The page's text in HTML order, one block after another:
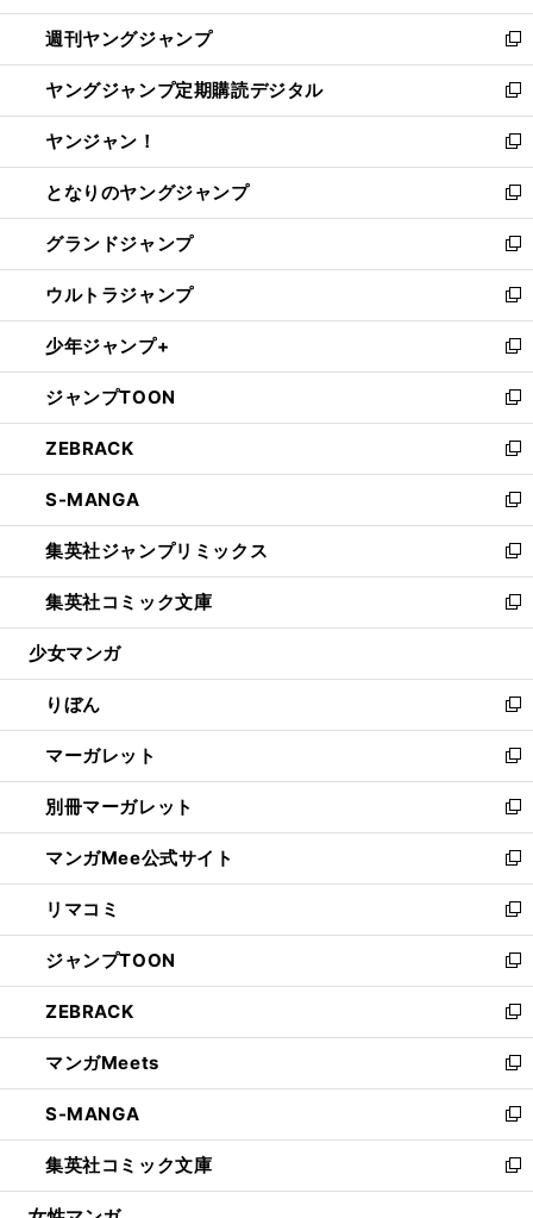
開
く
ウ
で
開
く
ン
ド
ウ
で
開
く
ウ
ィ
ン
ド
ウ
で
開
く
週刊ヤングジャンプ
新
し
い
ウ
ィ
ン
ド
ウ
で
開
く
ヤングジャンプ定期購読デジタル
新
し
い
ウ
ィ
ン
ド
ウ
で
開
く
ヤンジャン！
新
し
い
ウ
ィ
ン
ド
ウ
で
開
く
となりのヤングジャンプ
新
し
い
ウ
ィ
ン
ド
ウ
で
開
く
グランドジャンプ
新
し
い
ウ
ィ
ン
ド
ウ
で
開
く
ウルトラジャンプ
新
し
い
ウ
ィ
ン
ド
ウ
で
開
く
少年ジャンプ+
新
し
い
ウ
ィ
ン
ド
ウ
で
開
く
ジャンプTOON
新
し
い
ウ
ィ
ン
ド
ウ
で
開
ZEBRACK
新
し
い
ウ
ィ
ン
ド
ウ
開
く
S-MANGA
新
し
い
ウ
ィ
ン
ウ
で
開
く
集英社ジャンプリミックス
新
し
い
ウ
ン
ド
ウ
で
開
く
集英社コミック文庫
新
し
ウ
ィ
ン
ド
ウ
で
開
く
少女マンガ
りぼん
新
し
い
ウ
ィ
ン
ド
ウ
で
開
く
マーガレット
新
し
い
ウ
ィ
ン
ド
ウ
で
開
く
別冊マーガレット
新
し
い
ウ
ィ
ン
ド
ウ
で
開
く
マンガMee公式サイト
新
し
い
ウ
ィ
ン
ド
ウ
で
開
く
リマコミ
新
し
い
ウ
ィ
ン
ド
ウ
で
開
く
ジャンプTOON
新
し
い
ウ
ィ
ン
ド
ウ
で
開
ZEBRACK
新
し
い
ウ
ィ
ン
ド
ウ
マンガMeets
新
し
い
ウ
ィ
ン
S-MANGA
新
し
い
ウ
集英社コミック文庫
新
し